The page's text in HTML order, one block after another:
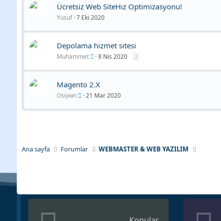
Ücretsiz Web SiteHız Optimizasyonu!
Yusuf 7 Eki 2020
Depolama hizmet sitesi
Muhammet 8 Nis 2020 2
Magento 2.X
Osiywn 21 Mar 2020
Ana sayfa Forumlar WEBMASTER & WEB YAZILIM